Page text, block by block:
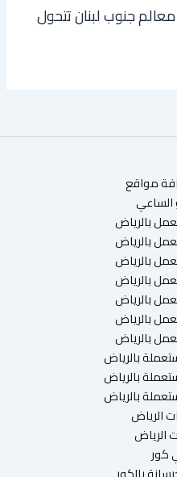
جنوب لبنان تتحول
مواقع
بالرياض
بالرياض
بالرياض
بالرياض
بالرياض
بالرياض
بالرياض
بالرياض
بالرياض
بالرياض
الرياض
الرياض
كور